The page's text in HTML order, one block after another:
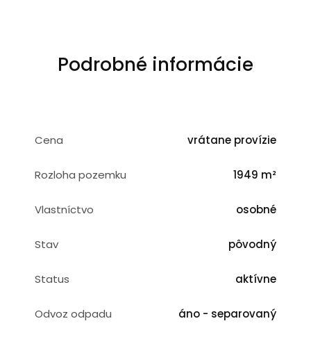
Podrobné informácie
Cena vrátane provízie
Rozloha pozemku 1949 m²
Vlastníctvo osobné
Stav pôvodný
Status aktívne
Odvoz odpadu áno - separovaný